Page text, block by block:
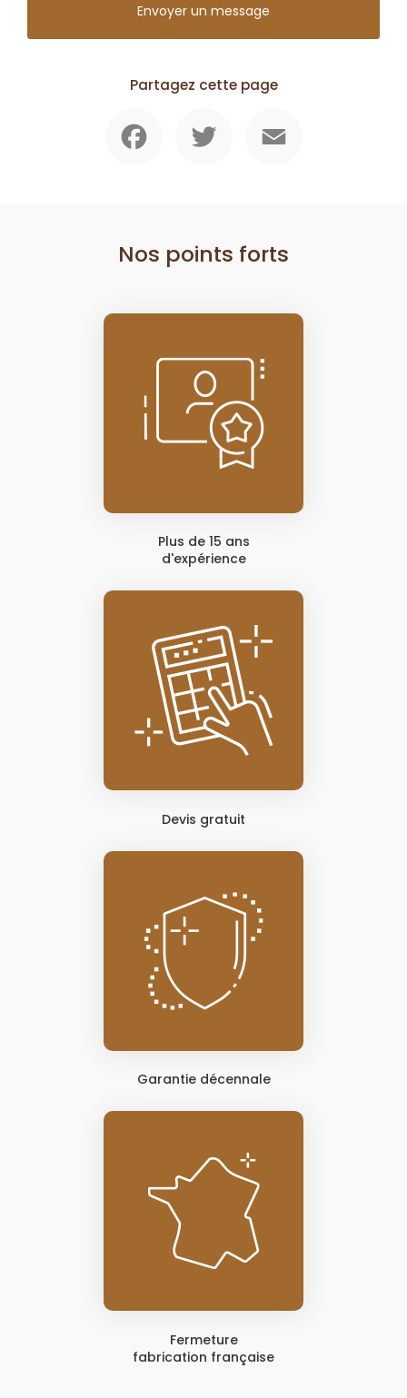
Envoyer un message
Partagez cette page
Nos points forts
Plus de 15 ans
d'expérience
Devis gratuit
Garantie décennale
Fermeture
fabrication française